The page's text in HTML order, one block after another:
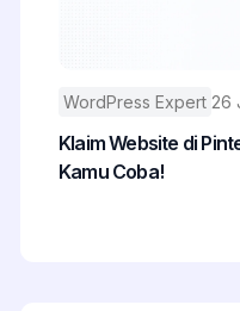
WordPress Expert 26
Klaim Website di
Kamu Coba!